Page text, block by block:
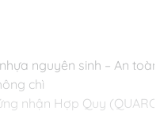
nguyên sinh – An
chì
nhận Hợp Quy